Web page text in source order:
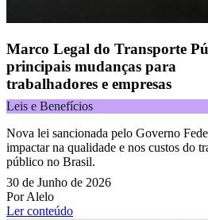
Marco Legal do Transporte
principais mudanças para
trabalhadores e empresas
Leis e Benefícios
Nova lei sancionada pelo Governo
impactar na qualidade e nos custos do
público no Brasil.
30 de Junho de 2026
Por Alelo
Ler conteúdo